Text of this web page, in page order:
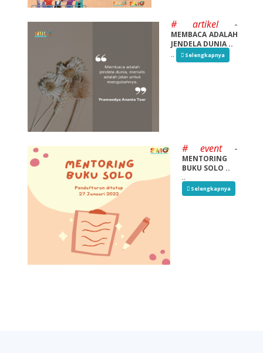
# artikel-
MEMBACA ADALAH
JENDELA DUNIA ..
..
Selengkapnya
# event-
MENTORING
BUKU SOLO ..
..
Selengkapnya